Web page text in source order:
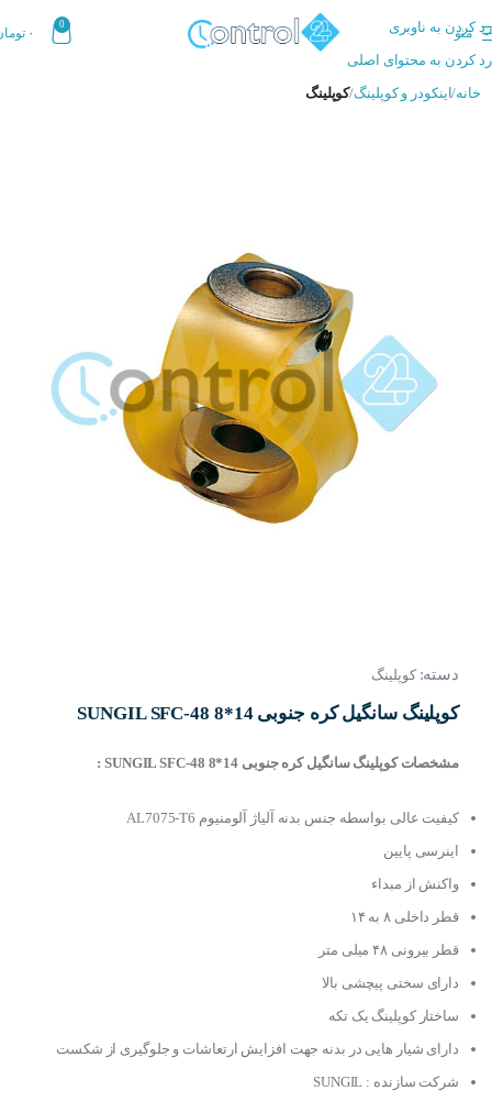
رد کردن به ناوبری
رد کردن به محتوای اصلی
منو
0
۰
خانه اینکودر و کوپلینگ کوپلینگ
دسته: کوپلینگ
کوپلینگ سانگیل کره جنوبی SUNGIL SFC-48 8*14
مشخصات کوپلینگ سانگیل کره جنوبی SUNGIL SFC-48 8*14 :
کیفیت عالی بواسطه جنس بدنه آلیاژ آلومنیوم AL7075-T6
اینرسی پایین
واکنش از مبداء
قطر داخلی ۸ به ۱۴
قطر بیرونی ۴۸ میلی متر
دارای سختی پیچشی بالا
ساختار کوپلینگ یک تکه
دارای شیار هایی در بدنه جهت افزایش ارتعاشات و جلوگیری از شکست
شرکت سازنده : SUNGIL